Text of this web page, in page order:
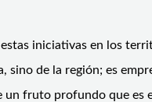
iniciativas en los
de la región; es
fruto profundo que es